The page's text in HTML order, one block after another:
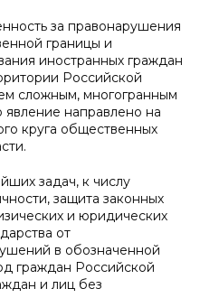
за правонарушения
границы и
иностранных граждан
Российской
сложным, многогранным
явление направлено на
круга общественных
задач, к числу
защита законных
и юридических
от
в обозначенной
граждан Российской
и лиц без